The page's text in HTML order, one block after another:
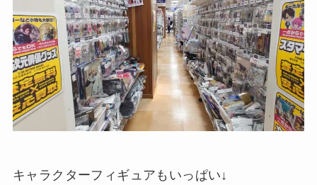
キャラクターフィギュアもいっぱい↓